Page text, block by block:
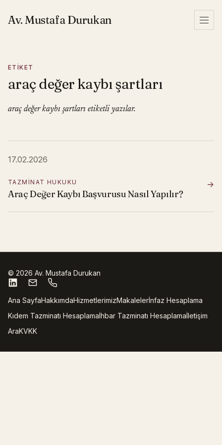
Av. Mustafa Durukan
ETIKET
araç değer kaybı şartları
araç değer kaybı şartları etiketli yazılar.
17.02.2026
TAZMINAT HUKUKU
Araç Değer Kaybı Başvurusu Nasıl Yapılır?
→
© 2026 Av. Mustafa Durukan
Ana SayfaHakkımdaHizmetlerimizMakalelerİnfaz Hesaplama
Kıdem Tazminatı Hesaplamaİhbar Tazminatı Hesaplamaİletişim
AraKVKK